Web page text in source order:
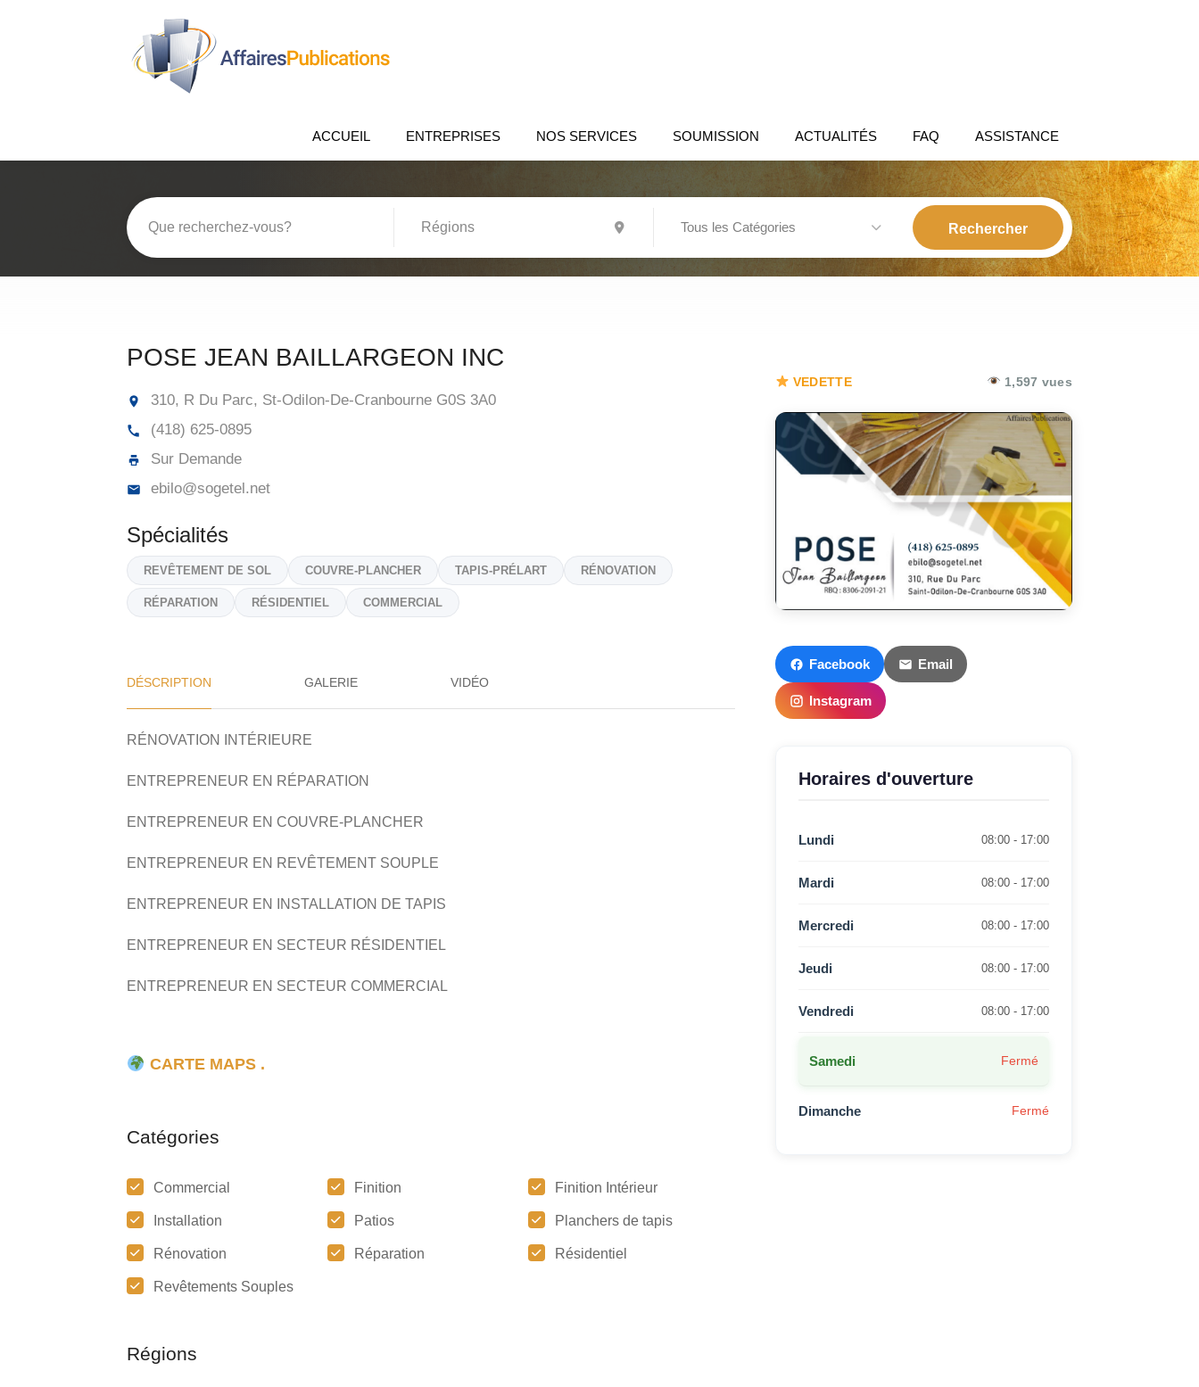
ACCUEIL ENTREPRISES NOS SERVICES SOUMISSION ACTUALITÉS FAQ ASSISTANCE
Tous les Catégories
POSE JEAN BAILLARGEON INC
310, R Du Parc, St-Odilon-De-Cranbourne G0S 3A0
(418) 625-0895
Sur Demande
ebilo@sogetel.net
Spécialités
REVÊTEMENT DE SOL COUVRE-PLANCHER TAPIS-PRÉLART RÉNOVATION
RÉPARATION RÉSIDENTIEL COMMERCIAL
DÉSCRIPTION GALERIE VIDÉO
RÉNOVATION INTÉRIEURE
ENTREPRENEUR EN RÉPARATION
ENTREPRENEUR EN COUVRE-PLANCHER
ENTREPRENEUR EN REVÊTEMENT SOUPLE
ENTREPRENEUR EN INSTALLATION DE TAPIS
ENTREPRENEUR EN SECTEUR RÉSIDENTIEL
ENTREPRENEUR EN SECTEUR COMMERCIAL
CARTE MAPS .
Catégories
Commercial Finition Finition Intérieur
Installation Patios Planchers de tapis
Rénovation Réparation Résidentiel
Revêtements Souples
Régions
VEDETTE 1,597 vues
Facebook Email
Instagram
Horaires d'ouverture
Lundi 08:00 - 17:00
Mardi 08:00 - 17:00
Mercredi 08:00 - 17:00
Jeudi 08:00 - 17:00
Vendredi 08:00 - 17:00
Samedi Fermé
Dimanche Fermé